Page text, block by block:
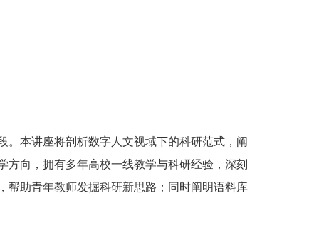
本讲座将剖析数字人文视域下的科研范式，阐
向，拥有多年高校一线教学与科研经验，深刻
帮助青年教师发掘科研新思路；同时阐明语料库